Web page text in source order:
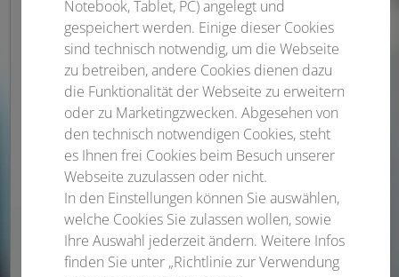
Andreas Lelle
Projektleitung
Notebook, Tablet, PC) angelegt und
gespeichert werden. Einige dieser Cookies
sind technisch notwendig, um die Webseite
zu betreiben, andere Cookies dienen dazu
die Funktionalität der Webseite zu erweitern
oder zu Marketingzwecken. Abgesehen von
den technisch notwendigen Cookies, steht
es Ihnen frei Cookies beim Besuch unserer
Webseite zuzulassen oder nicht.
In den Einstellungen können Sie auswählen,
welche Cookies Sie zulassen wollen, sowie
Ihre Auswahl jederzeit ändern. Weitere Infos
finden Sie unter „Richtlinie zur Verwendung